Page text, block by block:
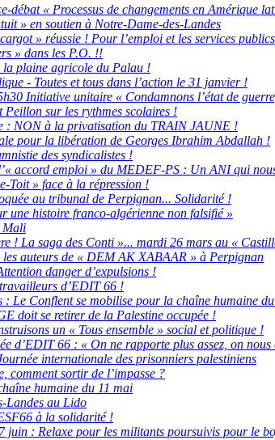
débat « Processus de changements en Amérique
» en soutien à Notre-Dame-des-Landes
» réussie ! Pour l’emploi et les services
» dans les P.O. !!
la plaine agricole du Palau !
- Toutes et tous dans l’action le 31 janvier !
Initiative unitaire « Condamnons l’état de
sur les rythmes scolaires !
: NON à la privatisation du TRAIN JAUNE !
pour la libération de Georges Ibrahim Abdallah !
des syndicalistes !
accord emploi » du MEDEF-PS : Un ANI qui
Toit » face à la répression !
au tribunal de Perpignan... Solidarité !
une histoire franco-algérienne non falsifié »
Mali
! La saga des Conti »... mardi 26 mars au «
les auteurs de « DEM AK XABAAR » à Perpignan
danger d’expulsions !
d’EDIT 66 !
: Le Conflent se mobilise pour la chaîne humaine
doit se retirer de la Palestine occupée !
un « Tous ensemble » social et politique !
d’EDIT 66 : « On ne rapporte plus assez, on nous
internationale des prisonniers palestiniens
comment sortir de l’impasse ?
humaine du 11 mai
Landes au Lido
à la solidarité !
juin : Relaxe pour les militants poursuivis pour le